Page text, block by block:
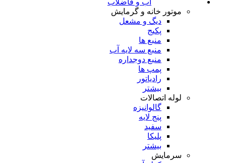
آب و فاضلاب
موتور خانه و گرمایش
دیگ و مشعل
پکیج
منبع ها
منبع سه لایه آب
منبع دوجداره
پمپ ها
رادیاتور
بیشتر
لوله اتصالات
گالوانیزه
پنج لایه
سفید
پلیکا
بیشتر
سرمایش